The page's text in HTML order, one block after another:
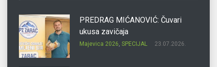
PREDRAG MIĆANOVIĆ: Čuvari
ukusa zavičaja
Majevica 2026, SPECIJAL 23.07.2026.